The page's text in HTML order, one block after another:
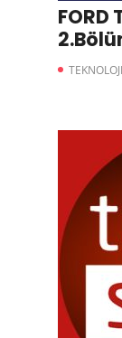
FORD